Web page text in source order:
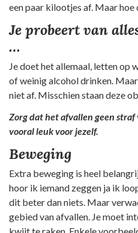
een paar kilootjes af. Maar hoe
Je probeert van
…
Je doet het allemaal, letten op
of weinig alcohol drinken.
niet af. Misschien staan deze
Zorg dat het afvallen geen
vooral leuk voor jezelf.
Beweging
Extra beweging is heel
hoor ik iemand zeggen ja ik
dit beter dan niets. Maar
gebied van afvallen. Je moet
kwijt te raken. Enkele